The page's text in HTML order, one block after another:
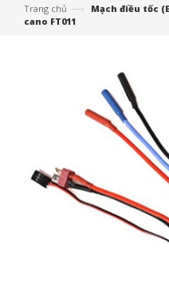
Trang chủ —›
Mạch điều tốc
cano FT011